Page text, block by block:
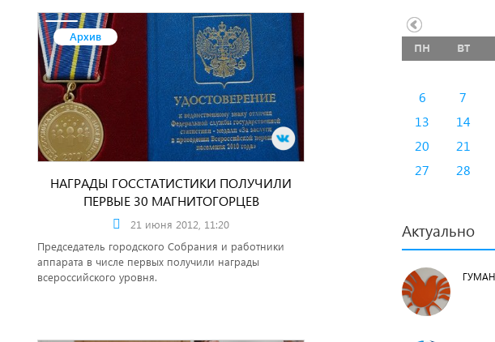
Архив
НАГРАДЫ ГОССТАТИСТИКИ ПОЛУЧИЛИ
ПЕРВЫЕ 30 МАГНИТОГОРЦЕВ
21 июня 2012, 11:20
Председатель городского Собрания и работники
аппарата в числе первых получили награды
всероссийского уровня.
пн вт
6
7
13
14
20
21
27
28
Актуально